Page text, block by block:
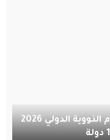
المملكة تستضيف أولمبياد العلوم النووية الدولي 2026